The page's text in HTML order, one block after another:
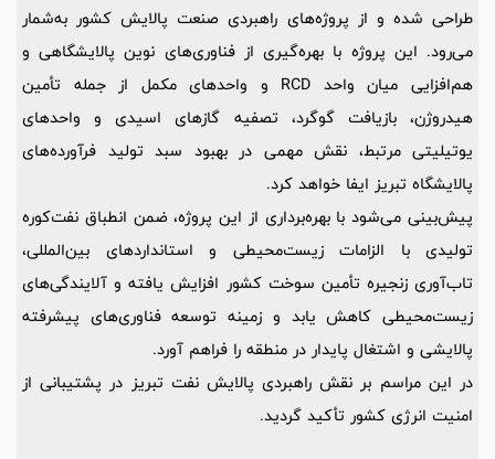
طراحی شده و از پروژه‌های راهبردی صنعت پالایش کشور به‌شمار
می‌رود. این پروژه با بهره‌گیری از فناوری‌های نوین پالایشگاهی و
هم‌افزایی میان واحد RCD و واحدهای مکمل از جمله تأمین
هیدروژن، بازیافت گوگرد، تصفیه گازهای اسیدی و واحدهای
یوتیلیتی مرتبط، نقش مهمی در بهبود سبد تولید فرآورده‌های
پالایشگاه تبریز ایفا خواهد کرد.
پیش‌بینی می‌شود با بهره‌برداری از این پروژه، ضمن انطباق نفت‌کوره
تولیدی با الزامات زیست‌محیطی و استانداردهای بین‌المللی،
تاب‌آوری زنجیره تأمین سوخت کشور افزایش یافته و آلایندگی‌های
زیست‌محیطی کاهش یابد و زمینه توسعه فناوری‌های پیشرفته
پالایشی و اشتغال پایدار در منطقه را فراهم آورد.
در این مراسم بر نقش راهبردی پالایش نفت تبریز در پشتیبانی از
امنیت انرژی کشور تأکید گردید.